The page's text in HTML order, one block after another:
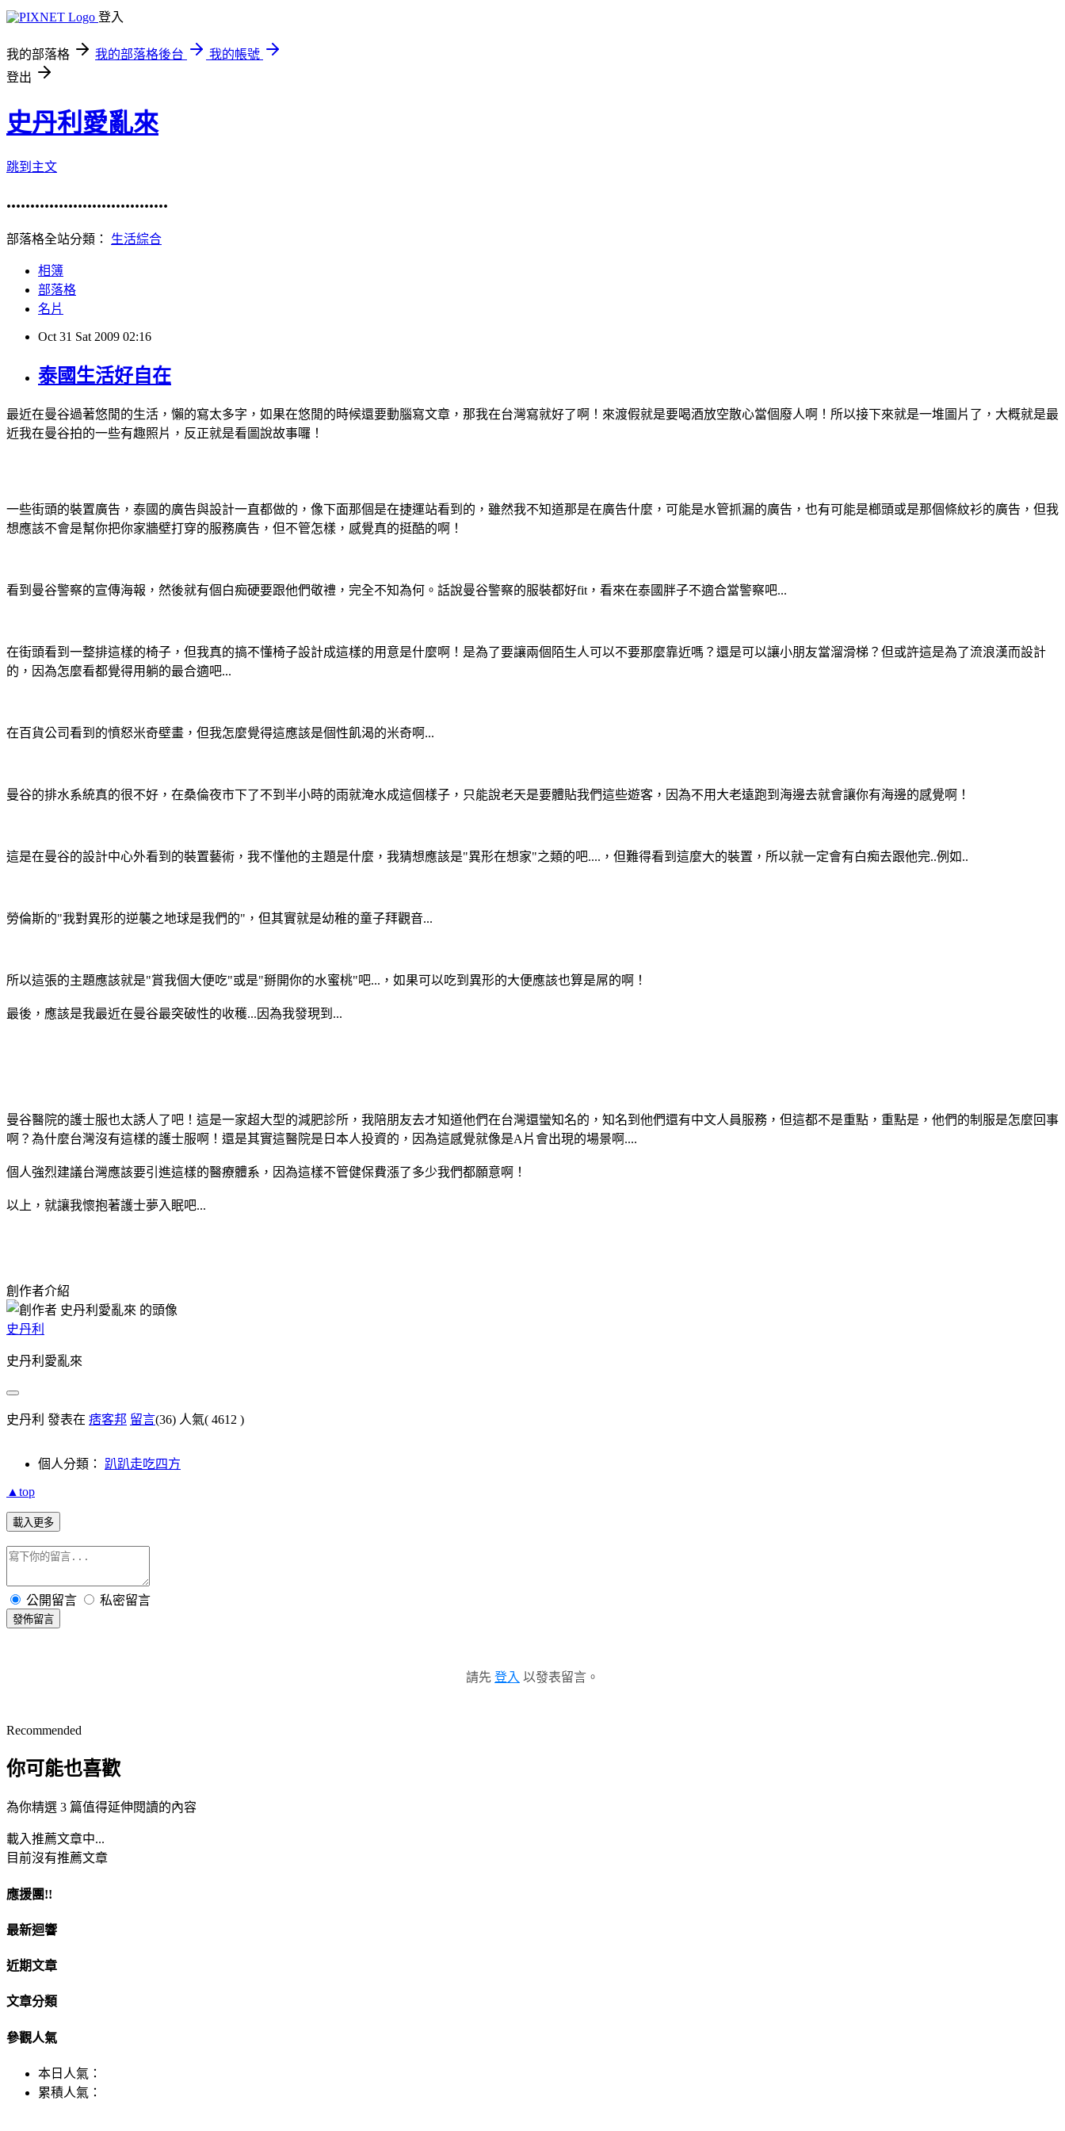
登入
我的部落格 我的部落格後台
我的帳號
登出
史丹利愛亂來
跳到主文
..................................
部落格全站分類： 生活綜合
相簿
部落格
名片
Oct 31 Sat 2009 02:16
泰國生活好自在
最近在曼谷過著悠閒的生活，懶的寫太多字，如果在悠閒的時候還要動腦寫文章，那我在台灣寫就好了啊！來渡假就是要喝酒放空散心當個廢人啊！所以接下來就是一堆圖片了，大概就是最
近我在曼谷拍的一些有趣照片，反正就是看圖說故事囉！
一些街頭的裝置廣告，泰國的廣告與設計一直都做的，像下面那個是在捷運站看到的，雖然我不知道那是在廣告什麼，可能是水管抓漏的廣告，也有可能是榔頭或是那個條紋衫的廣告，但我
想應該不會是幫你把你家牆壁打穿的服務廣告，但不管怎樣，感覺真的挺酷的啊！
看到曼谷警察的宣傳海報，然後就有個白痴硬要跟他們敬禮，完全不知為何。話說曼谷警察的服裝都好fit，看來在泰國胖子不適合當警察吧...
在街頭看到一整排這樣的椅子，但我真的搞不懂椅子設計成這樣的用意是什麼啊！是為了要讓兩個陌生人可以不要那麼靠近嗎？還是可以讓小朋友當溜滑梯？但或許這是為了流浪漢而設計
的，因為怎麼看都覺得用躺的最合適吧...
在百貨公司看到的憤怒米奇壁畫，但我怎麼覺得這應該是個性飢渴的米奇啊...
曼谷的排水系統真的很不好，在桑倫夜市下了不到半小時的雨就淹水成這個樣子，只能說老天是要體貼我們這些遊客，因為不用大老遠跑到海邊去就會讓你有海邊的感覺啊！
這是在曼谷的設計中心外看到的裝置藝術，我不懂他的主題是什麼，我猜想應該是"異形在想家"之類的吧....，但難得看到這麼大的裝置，所以就一定會有白痴去跟他完..例如..
勞倫斯的"我對異形的逆襲之地球是我們的"，但其實就是幼稚的童子拜觀音...
所以這張的主題應該就是"賞我個大便吃"或是"掰開你的水蜜桃"吧...，如果可以吃到異形的大便應該也算是屌的啊！
最後，應該是我最近在曼谷最突破性的收穫...因為我發現到...
曼谷醫院的護士服也太誘人了吧！這是一家超大型的減肥診所，我陪朋友去才知道他們在台灣還蠻知名的，知名到他們還有中文人員服務，但這都不是重點，重點是，他們的制服是怎麼回事
啊？為什麼台灣沒有這樣的護士服啊！還是其實這醫院是日本人投資的，因為這感覺就像是A片會出現的場景啊....
個人強烈建議台灣應該要引進這樣的醫療體系，因為這樣不管健保費漲了多少我們都願意啊！
以上，就讓我懷抱著護士夢入眠吧...
創作者介紹
史丹利
史丹利愛亂來
史丹利 發表在 痞客邦 留言(36) 人氣( 4612 )
個人分類： 趴趴走吃四方
▲top
載入更多
公開留言 私密留言
發佈留言
請先 登入 以發表留言。
Recommended
你可能也喜歡
為你精選 3 篇值得延伸閱讀的內容
載入推薦文章中...
目前沒有推薦文章
應援團!!
最新迴響
近期文章
文章分類
參觀人氣
本日人氣：
累積人氣：